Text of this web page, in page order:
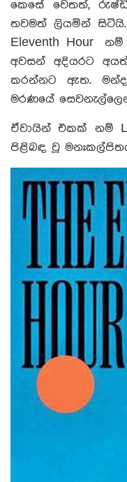
කෙසේ වෙතත්,
තවමත් ලියමින්
Eleventh Hour
අවසන් අදියරට
කරන්නට ඇත.
මරණයේ
ඒවායින් එකක් නම්
පිළිබඳ වූ